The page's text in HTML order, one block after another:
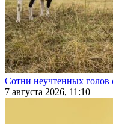
Сотни неучтенных голов
7 августа 2026, 11:10